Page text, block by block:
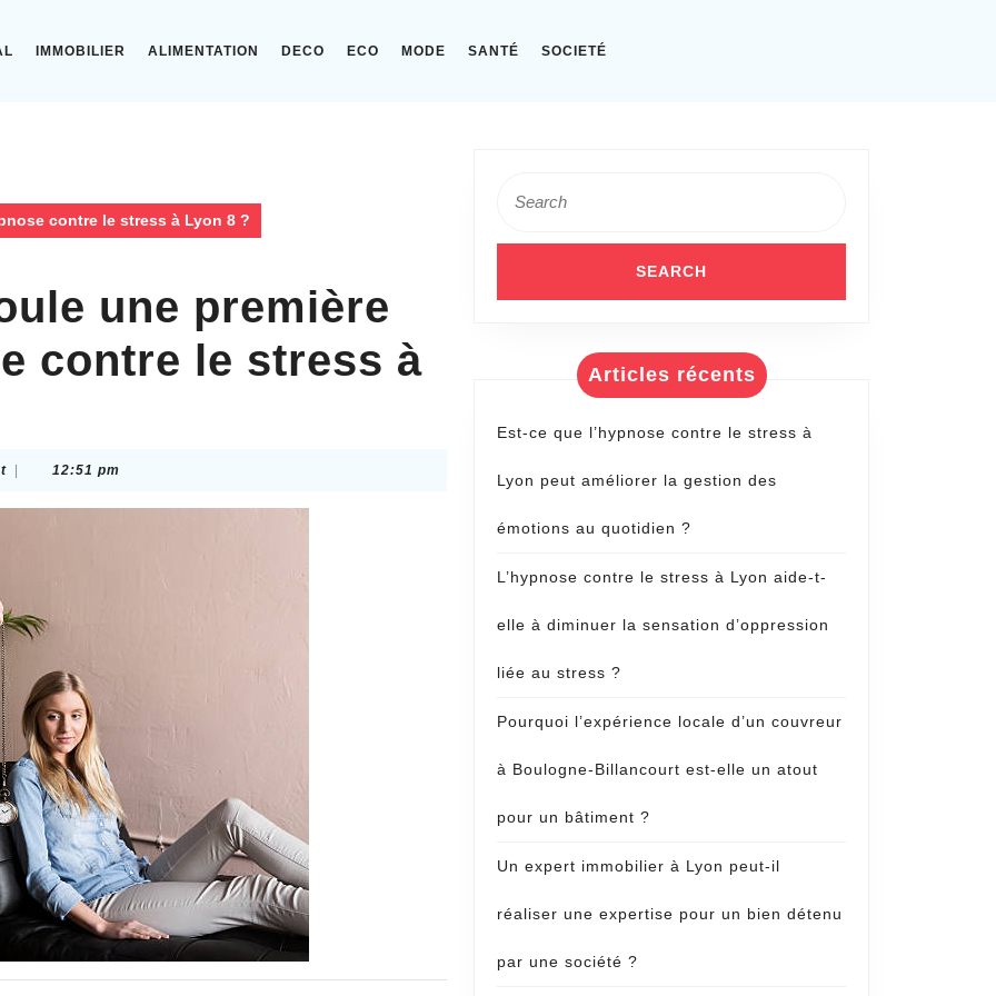
IMMOBILIER ALIMENTATION DECO ECO MODE SANTÉ SOCIETÉ
contre le stress à Lyon 8 ?
une première
contre le stress à
12:51 pm
for:
Articles récents
Est-ce que l’hypnose contre le stress à
Lyon peut améliorer la gestion des
émotions au quotidien ?
L’hypnose contre le stress à Lyon aide-t-
elle à diminuer la sensation d’oppression
liée au stress ?
Pourquoi l’expérience locale d’un couvreur
à Boulogne-Billancourt est-elle un atout
pour un bâtiment ?
Un expert immobilier à Lyon peut-il
réaliser une expertise pour un bien détenu
par une société ?